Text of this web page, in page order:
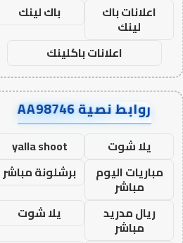
اعلانات باك
لينك
باك لينك
اعلانات باكلينك
روابط نصية AA98746
يلا شوت
yalla shoot
مباريات اليوم
مباشر
برشلونة مباشر
ريال مدريد
مباشر
يلا شوت